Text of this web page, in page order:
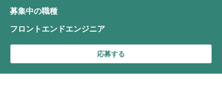
募集中の職種
フロントエンドエンジニア
応募する